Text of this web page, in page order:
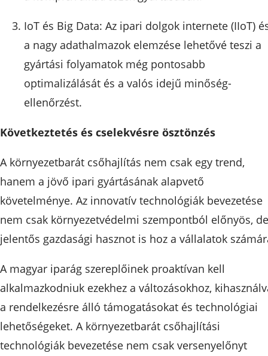
IoT és Big Data: Az ipari dolgok internete (IIoT)
a nagy adathalmazok elemzése lehetővé teszi a
gyártási folyamatok még pontosabb
optimalizálását és a valós idejű minőség-
ellenőrzést.
Következtetés és cselekvésre ösztönzés
A környezetbarát csőhajlítás nem csak egy trend,
hanem a jövő ipari gyártásának alapvető
követelménye. Az innovatív technológiák bevezetése
nem csak környezetvédelmi szempontból előnyös, de
jelentős gazdasági hasznot is hoz a vállalatok
A magyar iparág szereplőinek proaktívan kell
alkalmazkodniuk ezekhez a változásokhoz,
a rendelkezésre álló támogatásokat és technológiai
lehetőségeket. A környezetbarát csőhajlítási
technológiák bevezetése nem csak versenyelőnyt